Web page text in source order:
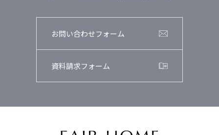
■個人情報の変更・取り消し
お客様にご提供いただきました個人情報について、訂
正・削除の希望があった場合、お客様本人によるもので
あるあることが確認できた場合に限り、合理的な範囲で
速やかに対応いたします。
お問い合わせフォーム
資料請求フォーム